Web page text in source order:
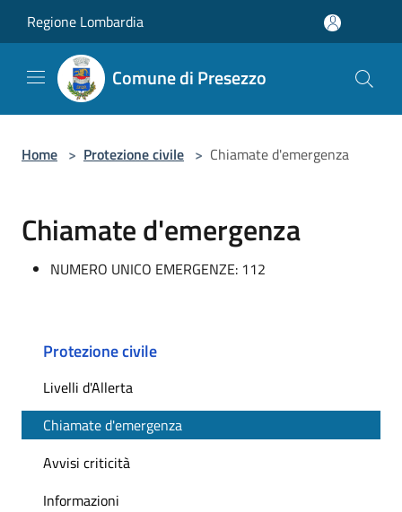
Regione Lombardia
Comune di Presezzo
Home > Protezione civile > Chiamate d'emergenza
Chiamate d'emergenza
NUMERO UNICO EMERGENZE: 112
Protezione civile
Livelli d'Allerta
Chiamate d'emergenza
Avvisi criticità
Informazioni